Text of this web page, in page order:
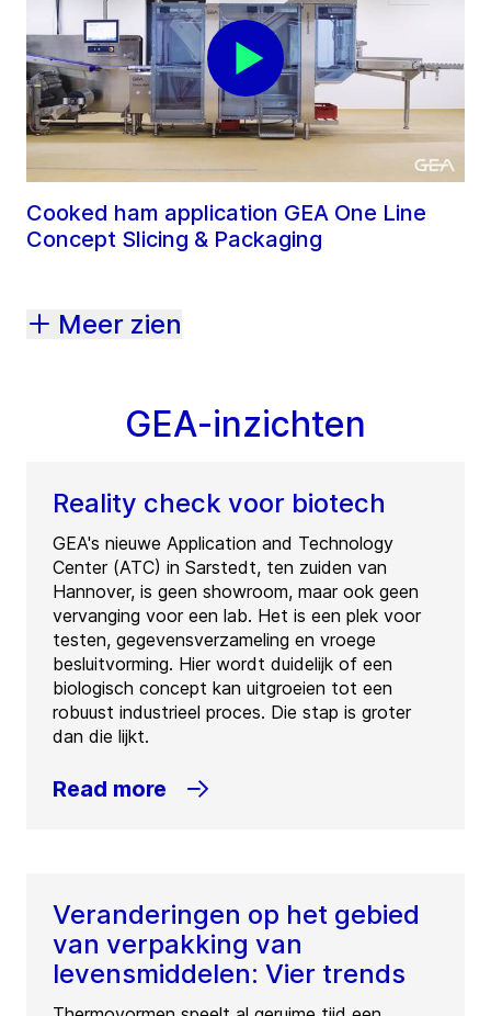
Cooked ham application GEA One Line
Concept Slicing & Packaging
Meer zien
GEA-inzichten
Reality check voor biotech
GEA's nieuwe Application and Technology
Center (ATC) in Sarstedt, ten zuiden van
Hannover, is geen showroom, maar ook geen
vervanging voor een lab. Het is een plek voor
testen, gegevensverzameling en vroege
besluitvorming. Hier wordt duidelijk of een
biologisch concept kan uitgroeien tot een
robuust industrieel proces. Die stap is groter
dan die lijkt.
Read more
Veranderingen op het gebied
van verpakking van
levensmiddelen: Vier trends